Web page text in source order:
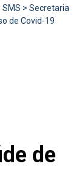
SMS > Secretaria
de Covid-19
de